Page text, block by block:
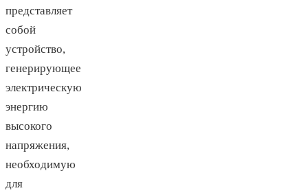
представляет
собой
устройство,
генерирующее
электрическую
энергию
высокого
напряжения,
необходимую
для